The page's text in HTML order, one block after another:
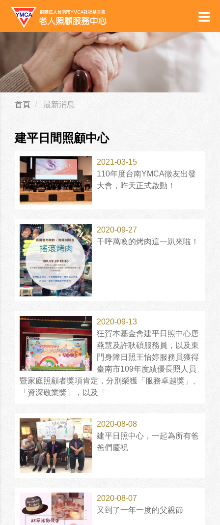
首頁 最新消息
建平日間照顧中心
2021-03-15
110年度台南YMCA徵友出發
大會，昨天正式啟動！
2020-09-27
千呼萬喚的烤肉這一趴來啦！
2020-09-13
狂賀本基金會建平日照中心唐
燕慧及許耿碩服務員，以及東
門身障日照王怡婷服務員獲得
臺南市109年度績優長照人員
暨家庭照顧者獎項肯定，分別榮獲「服務卓越獎」、
「資深敬業獎」，以及「
2020-08-08
建平日照中心，一起為所有爸
爸們慶祝
2020-08-07
又到了一年一度的父親節